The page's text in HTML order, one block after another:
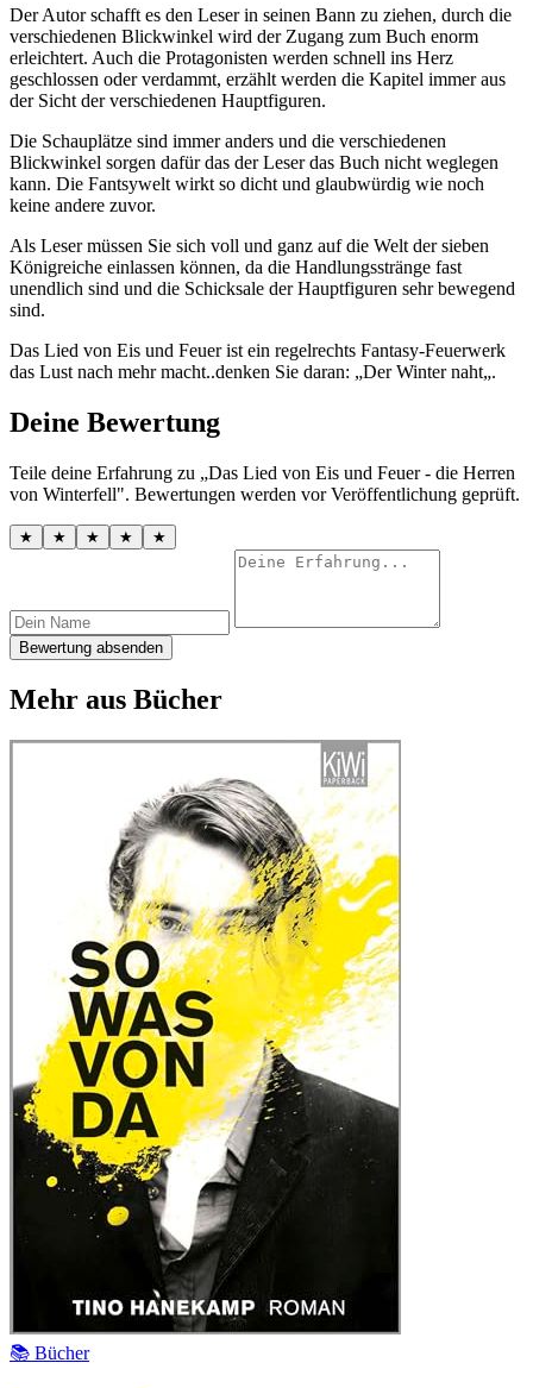
Der Autor schafft es den Leser in seinen Bann zu ziehen, durch die
verschiedenen Blickwinkel wird der Zugang zum Buch enorm
erleichtert. Auch die Protagonisten werden schnell ins Herz
geschlossen oder verdammt, erzählt werden die Kapitel immer aus
der Sicht der verschiedenen Hauptfiguren.
Die Schauplätze sind immer anders und die verschiedenen
Blickwinkel sorgen dafür das der Leser das Buch nicht weglegen
kann. Die Fantsywelt wirkt so dicht und glaubwürdig wie noch
keine andere zuvor.
Als Leser müssen Sie sich voll und ganz auf die Welt der sieben
Königreiche einlassen können, da die Handlungsstränge fast
unendlich sind und die Schicksale der Hauptfiguren sehr bewegend
sind.
Das Lied von Eis und Feuer ist ein regelrechts Fantasy-Feuerwerk
das Lust nach mehr macht..denken Sie daran: „Der Winter naht„.
Deine Bewertung
Teile deine Erfahrung zu „Das Lied von Eis und Feuer - die Herren
von Winterfell". Bewertungen werden vor Veröffentlichung geprüft.
★ ★ ★ ★ ★
Bewertung absenden
Mehr aus Bücher
📚 Bücher